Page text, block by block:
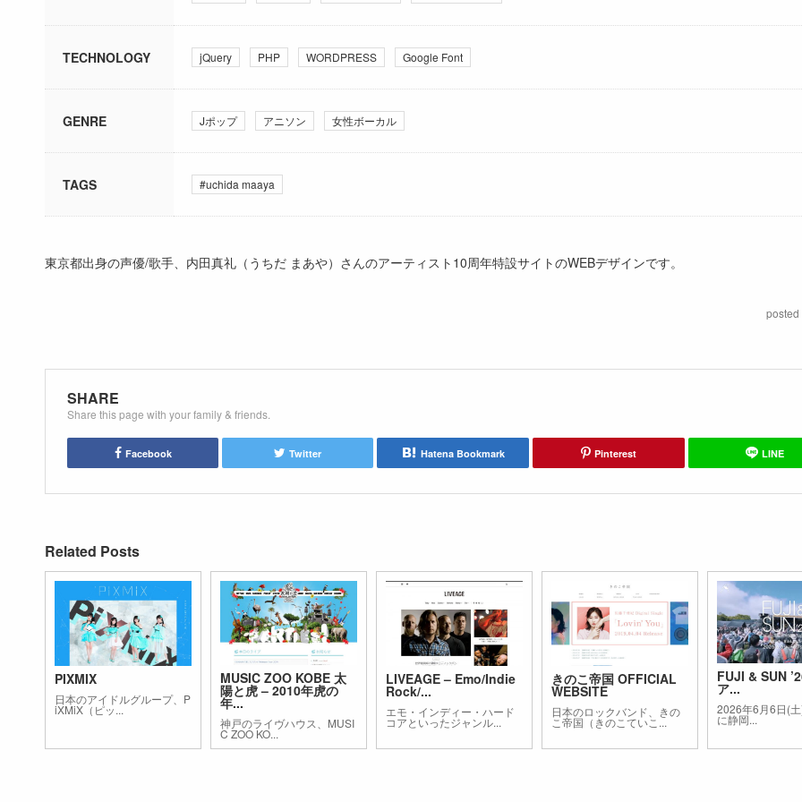
TECHNOLOGY jQuery PHP WORDPRESS Google Font
GENRE Jポップ アニソン 女性ボーカル
TAGS #uchida maaya
東京都出身の声優/歌手、内田真礼（うちだ まあや）さんのアーティスト10周年特設サイトのWEBデザインです。
posted
SHARE
Share this page with your family & friends.
Facebook Twitter Hatena Bookmark Pinterest LINE
Related Posts
PIXMIX
日本のアイドルグループ、P
iXMiX（ピッ...
MUSIC ZOO KOBE 太
陽と虎 – 2010年虎の
年...
神戸のライヴハウス、MUSI
C ZOO KO...
LIVEAGE – Emo/Indie
Rock/...
エモ・インディー・ハード
コアといったジャンル...
きのこ帝国 OFFICIAL
WEBSITE
日本のロックバンド、きの
こ帝国（きのこていこ...
FUJI & SUN
ア...
2026年6月6日(
に静岡...